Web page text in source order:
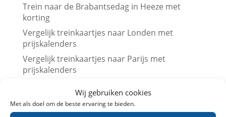
Wij gebruiken cookies
Met als doel om de beste ervaring te bieden.
Trein naar de Brabantsedag in Heeze met
korting
Vergelijk treinkaartjes naar Londen met
prijskalenders
Vergelijk treinkaartjes naar Parijs met
prijskalenders
(augustus 2026)
Beurs en trein met korting (augustus 2026)